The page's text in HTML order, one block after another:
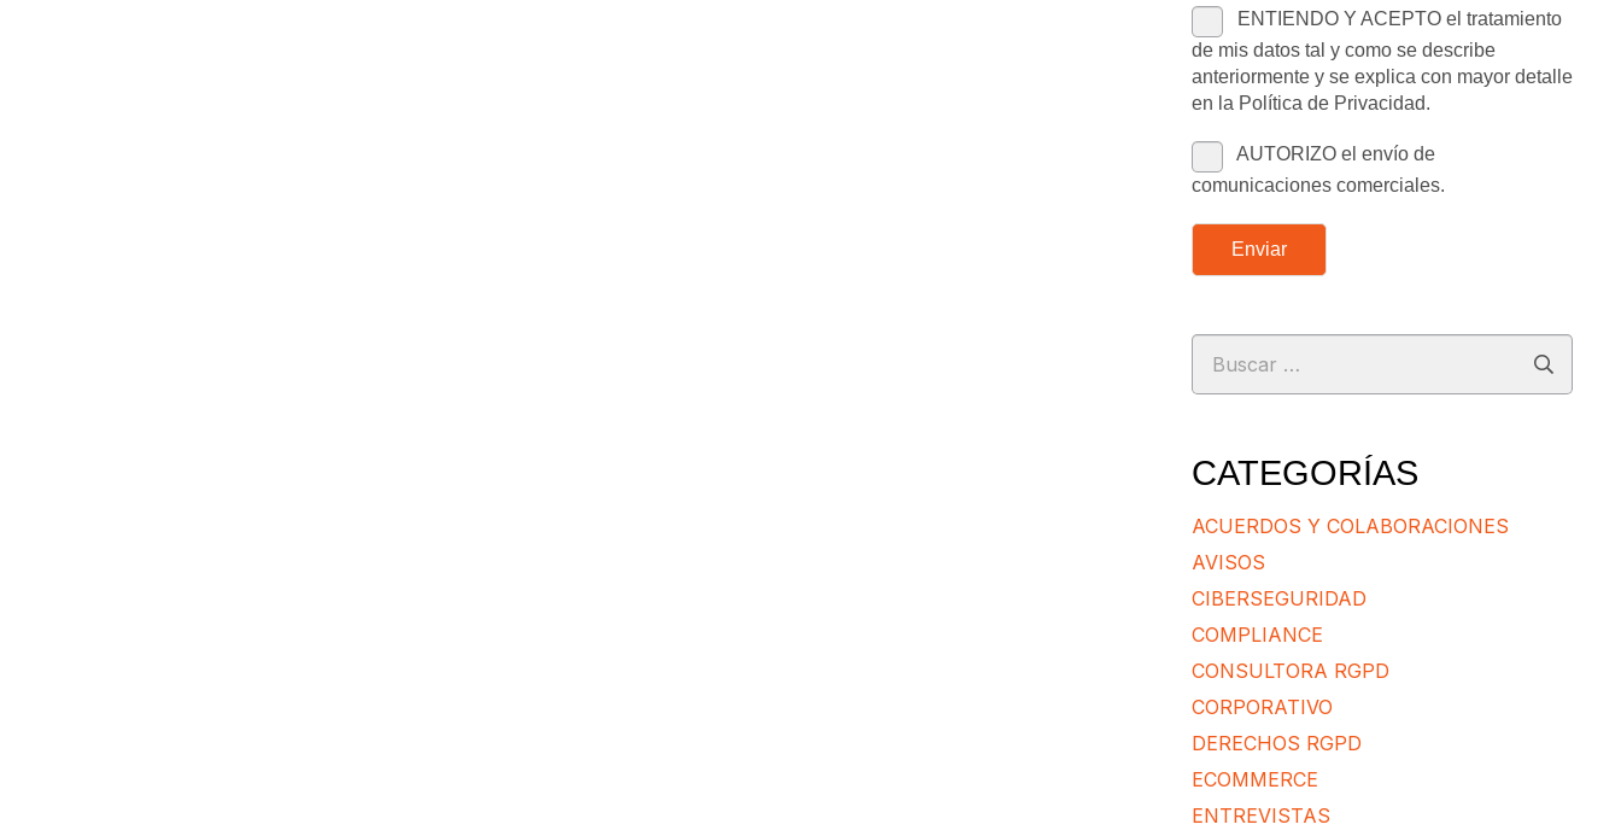
ENTIENDO Y ACEPTO el tratamiento
de mis datos tal y como se describe
anteriormente y se explica con mayor detalle
en la Política de Privacidad.
AUTORIZO el envío de
comunicaciones comerciales.
Enviar
Buscar:
CATEGORÍAS
ACUERDOS Y COLABORACIONES
AVISOS
CIBERSEGURIDAD
COMPLIANCE
CONSULTORA RGPD
CORPORATIVO
DERECHOS RGPD
ECOMMERCE
ENTREVISTAS